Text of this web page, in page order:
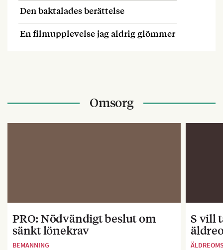
Den baktalades berättelse
En filmupplevelse jag aldrig glömmer
Omsorg
PRO: Nödvändigt beslut om
sänkt lönekrav
BEMANNING
S vill